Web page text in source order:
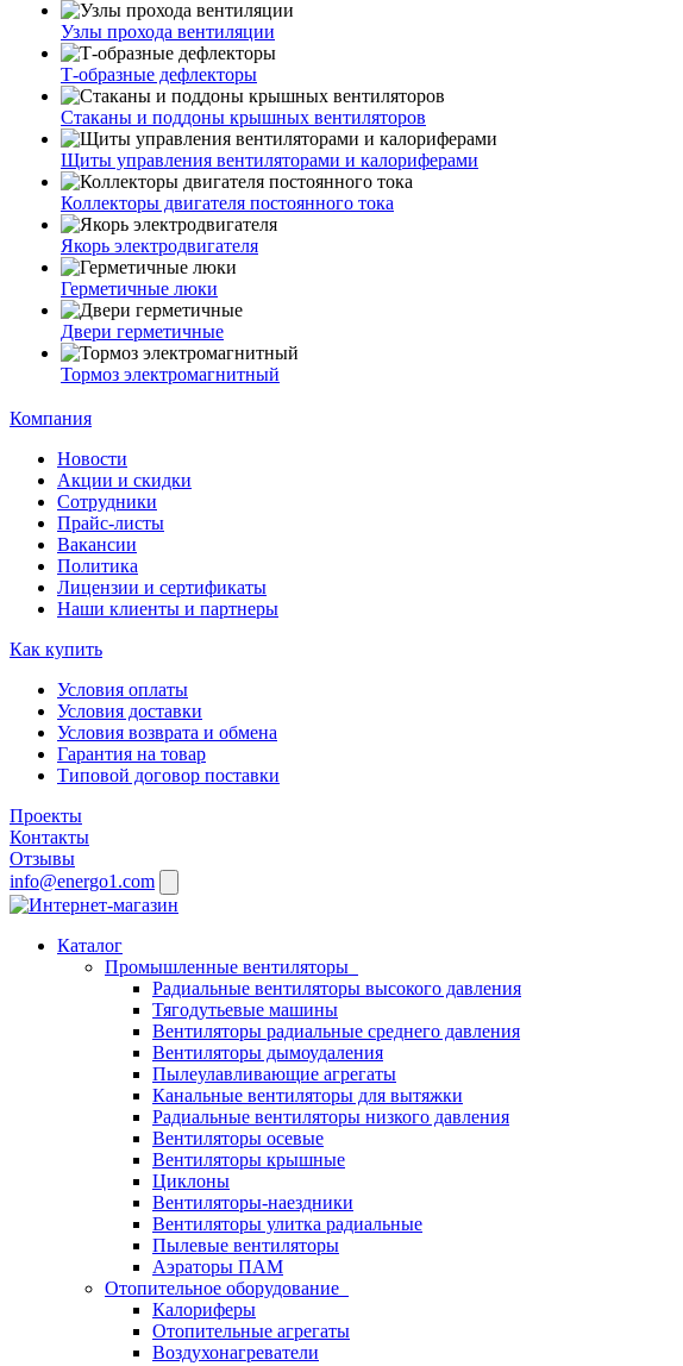
Узлы прохода вентиляции
Т-образные дефлекторы
Стаканы и поддоны крышных вентиляторов
Щиты управления вентиляторами и калориферами
Коллекторы двигателя постоянного тока
Якорь электродвигателя
Герметичные люки
Двери герметичные
Тормоз электромагнитный
Компания
Новости
Акции и скидки
Сотрудники
Прайс-листы
Вакансии
Политика
Лицензии и сертификаты
Наши клиенты и партнеры
Как купить
Условия оплаты
Условия доставки
Условия возврата и обмена
Гарантия на товар
Типовой договор поставки
Проекты
Контакты
Отзывы
info@energo1.com
Каталог
Промышленные вентиляторы
Радиальные вентиляторы высокого давления
Тягодутьевые машины
Вентиляторы радиальные среднего давления
Вентиляторы дымоудаления
Пылеулавливающие агрегаты
Канальные вентиляторы для вытяжки
Радиальные вентиляторы низкого давления
Вентиляторы осевые
Вентиляторы крышные
Циклоны
Вентиляторы-наездники
Вентиляторы улитка радиальные
Пылевые вентиляторы
Аэраторы ПАМ
Отопительное оборудование
Калориферы
Отопительные агрегаты
Воздухонагреватели